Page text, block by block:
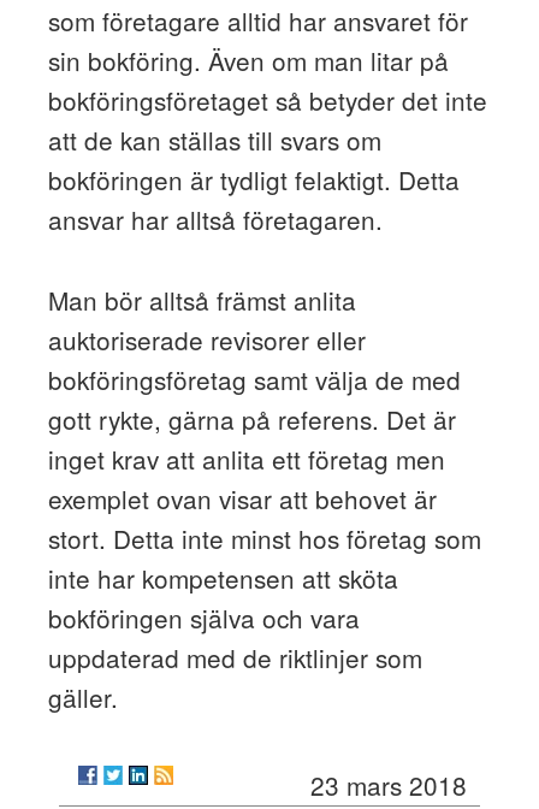
som företagare alltid har ansvaret för
sin bokföring. Även om man litar på
bokföringsföretaget så betyder det inte
att de kan ställas till svars om
bokföringen är tydligt felaktigt. Detta
ansvar har alltså företagaren.
Man bör alltså främst anlita
auktoriserade revisorer eller
bokföringsföretag samt välja de med
gott rykte, gärna på referens. Det är
inget krav att anlita ett företag men
exemplet ovan visar att behovet är
stort. Detta inte minst hos företag som
inte har kompetensen att sköta
bokföringen själva och vara
uppdaterad med de riktlinjer som
gäller.
23 mars 2018